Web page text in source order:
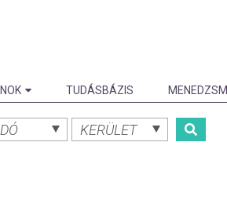
TUDÁSBÁZIS
KERÜLET